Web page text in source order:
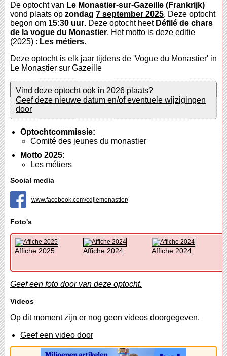
De optocht van Le Monastier-sur-Gazeille (Frankrijk)
vond plaats op zondag 7 september 2025. Deze optocht
begon om 15:30 uur. Deze optocht heet Défilé de chars
de la vogue du Monastier. Het motto is deze editie
(2025) : Les métiers.
Deze optocht is elk jaar tijdens de 'Vogue du Monastier' in
Le Monastier sur Gazeille
Vind deze optocht ook in 2026 plaats?
Geef deze nieuwe datum en/of eventuele wijzigingen
door
Optochtcommissie:
Comité des jeunes du monastier
Motto 2025:
Les métiers
Social media
www.facebook.com/cdjlemonastier/
Foto's
Affiche 2025 Affiche 2024 Affiche 2024
Geef een foto door van deze optocht.
Videos
Op dit moment zijn er nog geen videos doorgegeven.
Geef een video door